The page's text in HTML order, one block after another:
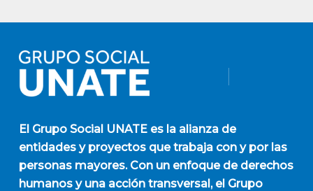
El Grupo Social UNATEes la alianza de
entidades y proyectos que trabaja con y por las
personas mayores. Con un enfoque de derechos
humanos y una acción transversal, el Grupo